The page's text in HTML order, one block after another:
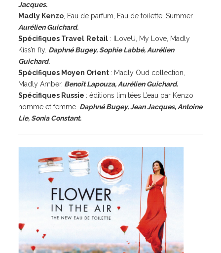
Jacques.
Madly Kenzo, Eau de parfum, Eau de toilette, Summer.
Aurélien Guichard.
Spécifiques Travel Retail : ILoveU, My Love, Madly
Kiss’n fly. Daphné Bugey, Sophie Labbé, Aurélien
Guichard.
Spécifiques Moyen Orient : Madly Oud collection,
Madly Amber. Benoît Lapouza, Aurélien Guichard.
Spécifiques Russie : éditions limitées L’eau par Kenzo
homme et femme. Daphné Bugey, Jean Jacques, Antoine
Lie, Sonia Constant.